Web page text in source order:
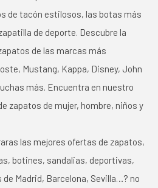
de tacón estilosos, las botas más
de deporte. Descubre la
de las marcas más
Mustang, Kappa, Disney, John
más. Encuentra en nuestro
zapatos de mujer, hombre, niños y
las mejores ofertas de zapatos,
botines, sandalias, deportivas,
Madrid, Barcelona, Sevilla…? no